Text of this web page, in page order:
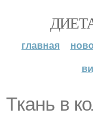
главная
Ткань в